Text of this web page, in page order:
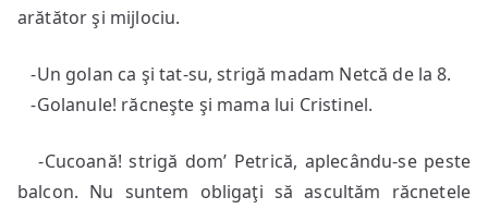
arătător şi mijlociu.
-Un golan ca şi tat-su, strigă madam Netcă de la 8.
-Golanule! răcneşte şi mama lui Cristinel.
-Cucoană! strigă dom’ Petrică, aplecându-se peste
balcon. Nu suntem obligaţi să ascultăm răcnetele